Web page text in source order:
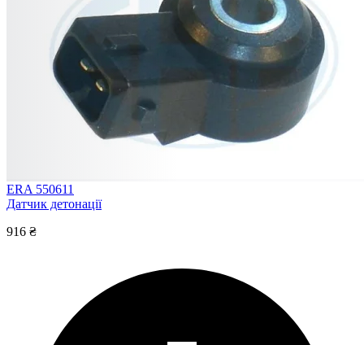
ERA 550611
Датчик детонації
916 ₴